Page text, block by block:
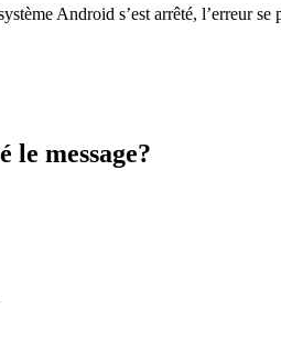
Android s’est arrêté, l’erreur
message?